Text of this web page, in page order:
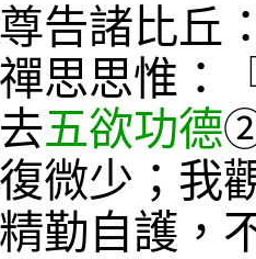
告諸比丘
思思惟：
五欲功德
微少；我
勤自護，